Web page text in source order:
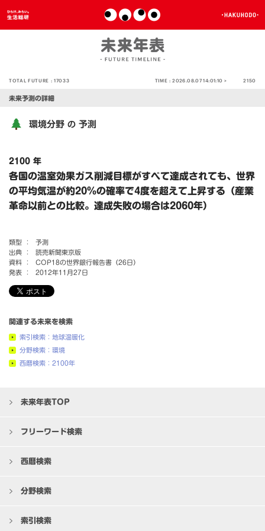
TOTAL FUTURE :17033 TIME :2026.08.07 14:01:10 > 2150
未来予測の詳細
環境分野 の 予測
2100 年
各国の温室効果ガス削減目標がすべて達成されても、世界
の平均気温が約20％の確率で4度を超えて上昇する（産業
革命以前との比較。達成失敗の場合は2060年）
類型 ：
予測
出典 ：
読売新聞東京版
資料 ：
COP18の世界銀行報告書（26日）
発表 ：
2012年11月27日
関連する未来を検索
索引検索：地球温暖化
分野検索：環境
西暦検索：2100年
未来年表TOP
フリーワード検索
西暦検索
分野検索
索引検索